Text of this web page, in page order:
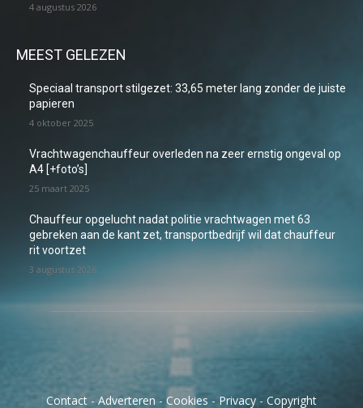
4 augustus 2026
MEEST GELEZEN
Speciaal transport stilgezet: 33,65 meter lang zonder de juiste
papieren
4 oktober 2025
Vrachtwagenchauffeur overleden na zeer ernstig ongeval op
A4 [+foto’s]
25 maart 2025
Chauffeur opgelucht nadat politie vrachtwagen met 63
gebreken aan de kant zet, transportbedrijf wil dat chauffeur
rit voortzet
3 augustus 2026
Contact -Adverteren - Cookies - Privacy - Copyright